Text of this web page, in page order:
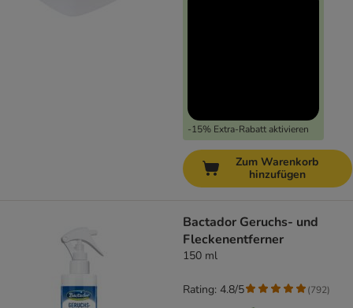
-15% Extra-Rabatt aktivieren
Zum Warenkorb
hinzufügen
Bactador Geruchs- und
Fleckenentferner
150 ml
Rating: 4.8/5 (792)